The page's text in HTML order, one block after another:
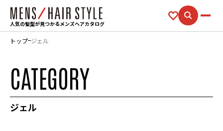
人気の髪型が見つかるメンズヘアカタログ
トップ ジェル
CATEGORY
ジェル